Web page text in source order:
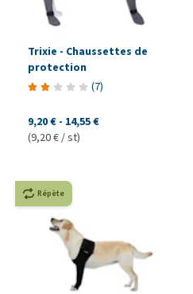
Trixie - Chaussettes de
protection
(7)
9,20 € - 14,55 €
(9,20 € / st)
Répète